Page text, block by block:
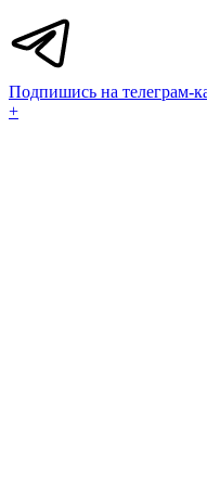
Подпишись на телеграм-
+